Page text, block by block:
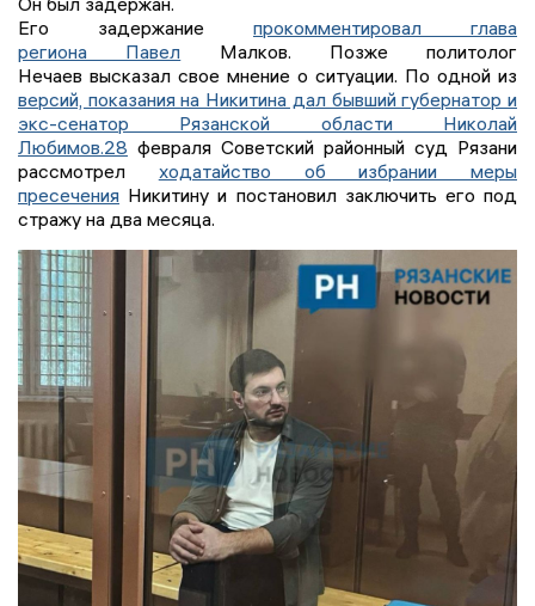
Его задержание прокомментировал глава
региона Павел Малков. Позже политолог
Нечаев высказал свое мнение о ситуации. По одной из
версий, показания на Никитина дал бывший губернатор и
экс-сенатор Рязанской области Николай
Любимов.28 февраля Советский районный суд Рязани
рассмотрел ходатайство об избрании меры
пресечения Никитину и постановил заключить его под
стражу на два месяца.